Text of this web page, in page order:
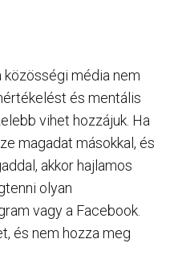
média nem
és mentális
vihet hozzájuk. Ha
magadat másokkal, és
akkor hajlamos
olyan
vagy a Facebook.
és nem hozza meg